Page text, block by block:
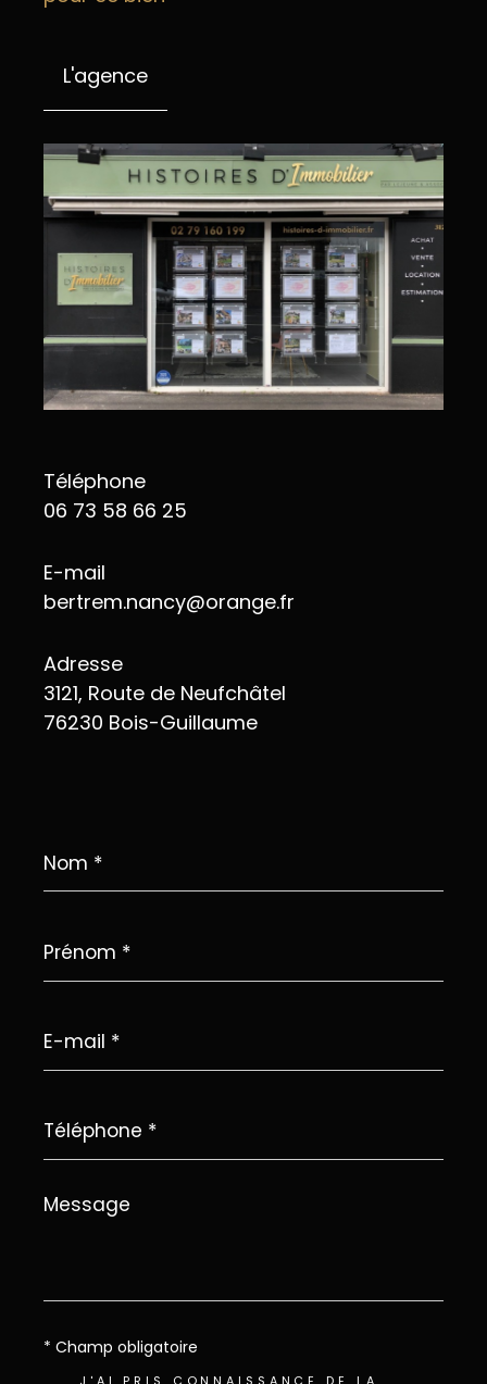
L'agence
Téléphone
06 73 58 66 25
E-mail
bertrem.nancy@orange.fr
Adresse
3121, Route de Neufchâtel
76230 Bois-Guillaume
*
*
mail
*
*
Message
*
* Champ obligatoire